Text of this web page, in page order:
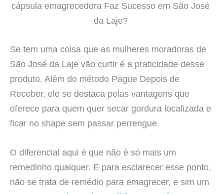
cápsula emagrecedora Faz Sucesso em São José
da Laje?
Se tem uma coisa que as mulheres moradoras de
São José da Laje vão curtir é a praticidade desse
produto. Além do método Pague Depois de
Receber, ele se destaca pelas vantagens que
oferece para quem quer secar gordura localizada e
ficar no shape sem passar perrengue.
O diferencial aqui é que não é só mais um
remedinho qualquer. E para esclarecer esse ponto,
não se trata de remédio para emagrecer, e sim um